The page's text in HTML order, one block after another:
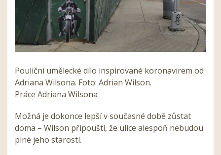
Pouliční umělecké dílo inspirované koronavirem od
Adriana Wilsona. Foto: Adrian Wilson.
Práce Adriana Wilsona
Možná je dokonce lepší v současné době zůstat
doma – Wilson připouští, že ulice alespoň nebudou
plné jeho starostí.